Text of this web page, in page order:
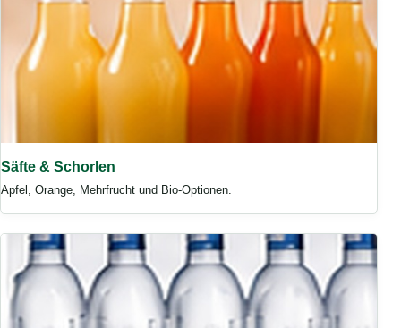
Säfte & Schorlen
Apfel, Orange, Mehrfrucht und Bio-Optionen.